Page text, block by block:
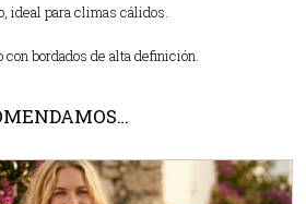
ideal para climas cálidos.
con bordados de alta definición.